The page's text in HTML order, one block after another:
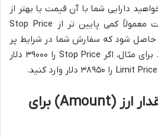
دارایی شما با آن قیمت یا بهتر از
آن فروخته شود. این قیمت معمولاً کمی پایین تر از Stop Price
حاصل شود که سفارش شما در شرایط پر
نوسان بازار نیز پر می شود. برای مثال، اگر Stop Price را ۳۹۰۰۰ دلار
مرحله ۷: تعیین مقدار ارز (Amount) برای